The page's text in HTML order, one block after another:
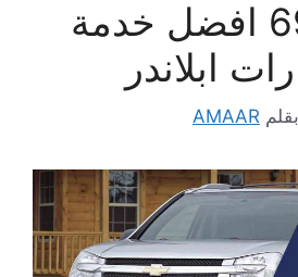
69622745 افضل خدمة
ابلاندر
بقلم AMAAR